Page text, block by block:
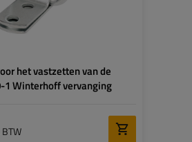
het vastzetten van de
1 Winterhoff vervanging